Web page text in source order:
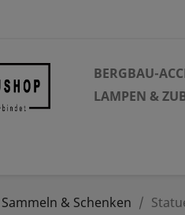
BERGBAU-
LAMPEN &
Sammeln & Schenken